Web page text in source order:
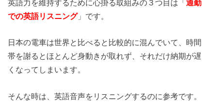
英語力を維持するために心掛る取組みの３つ目は「通勤
での英語リスニング」です。
日本の電車は世界と比べると比較的に混んでいて、時間
帯を謝るとほとんど身動きが取れず、それだけ納期が遅
くなってしまいます。
そんな時は、英語音声をリスニングするのに参考です。